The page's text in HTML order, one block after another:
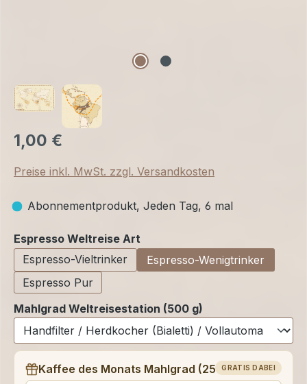
1,00 €
Preise inkl. MwSt. zzgl. Versandkosten
Abonnementprodukt, Jeden Tag, 6 mal
Espresso Weltreise Art
Espresso-Vieltrinker
Espresso-Wenigtrinker
Espresso Pur
Mahlgrad Weltreisestation (500 g)
GRATIS DABEI
Kaffee des Monats Mahlgrad (250 g)
auswählen